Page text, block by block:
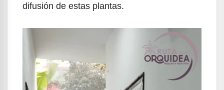
difusión de estas plantas.